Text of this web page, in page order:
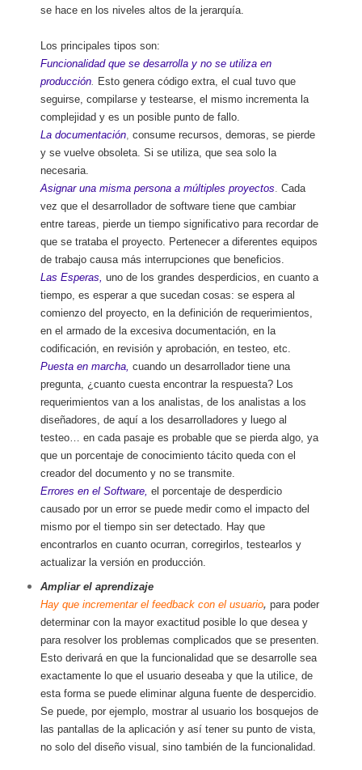
se hace en los niveles altos de la jerarquía.
Los principales tipos son:
Funcionalidad que se desarrolla y no se utiliza en
producción. Esto genera código extra, el cual tuvo que
seguirse, compilarse y testearse, el mismo incrementa la
complejidad y es un posible punto de fallo.
La documentación, consume recursos, demoras, se pierde
y se vuelve obsoleta. Si se utiliza, que sea solo la
necesaria.
Asignar una misma persona a múltiples proyectos. Cada
vez que el desarrollador de software tiene que cambiar
entre tareas, pierde un tiempo significativo para recordar de
que se trataba el proyecto. Pertenecer a diferentes equipos
de trabajo causa más interrupciones que beneficios.
Las Esperas, uno de los grandes desperdicios, en cuanto a
tiempo, es esperar a que sucedan cosas: se espera al
comienzo del proyecto, en la definición de requerimientos,
en el armado de la excesiva documentación, en la
codificación, en revisión y aprobación, en testeo, etc.
Puesta en marcha, cuando un desarrollador tiene una
pregunta, ¿cuanto cuesta encontrar la respuesta? Los
requerimientos van a los analistas, de los analistas a los
diseñadores, de aquí a los desarrolladores y luego al
testeo… en cada pasaje es probable que se pierda algo, ya
que un porcentaje de conocimiento tácito queda con el
creador del documento y no se transmite.
Errores en el Software, el porcentaje de desperdicio
causado por un error se puede medir como el impacto del
mismo por el tiempo sin ser detectado. Hay que
encontrarlos en cuanto ocurran, corregirlos, testearlos y
actualizar la versión en producción.
Ampliar el aprendizaje
Hay que incrementar el feedback con el usuario, para poder
determinar con la mayor exactitud posible lo que desea y
para resolver los problemas complicados que se presenten.
Esto derivará en que la funcionalidad que se desarrolle sea
exactamente lo que el usuario deseaba y que la utilice, de
esta forma se puede eliminar alguna fuente de despercidio.
Se puede, por ejemplo, mostrar al usuario los bosquejos de
las pantallas de la aplicación y así tener su punto de vista,
no solo del diseño visual, sino también de la funcionalidad.